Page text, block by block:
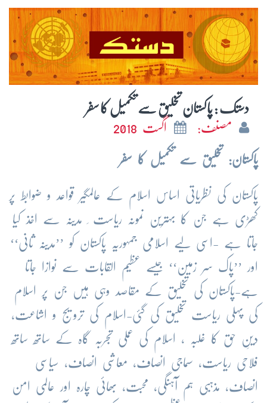
دستک : پاکستان تخلیق سے تکمیل کا سفر
مصنف: اگست 2018
پاکستان: تخلیق سے تکمیل کا سفر
پاکستان کی نظریاتی اساس اسلام کے عالمگیر قواعد و ضوابط پر
کھڑی ہے جن کا بہترین نمونہ ریاست ِ مدینہ سے اخذ کیا
جاتا ہے -اسی لیے اسلامی جمہوریہ پاکستان کو ’’مدینہ ثانی‘‘
اور ’’پاک سر زمین‘‘ جیسے عظیم القابات سے نوازا جاتا
ہے-پاکستان کی تخلیق کے مقاصد وہی ہیں جن پر اسلام
کی پہلی ریاست تخلیق کی گئی-اسلام کی ترویج و اشاعت،
دینِ حق کا غلبہ ، اسلام کی عملی تجربہ گاہ کے ساتھ ساتھ
فلاحی ریاست، سماجی انصاف، معاشی انصاف، سیاسی
انصاف، مذہبی ہم آہنگی، محبت، بھائی چارہ اور عالمی امن